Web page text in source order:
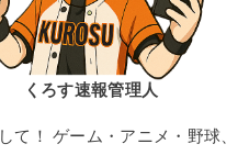
くろす速報管理人
て！ ゲーム・アニメ・野球、